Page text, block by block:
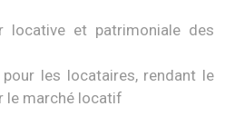
locative et patrimoniale des
les locataires, rendant le
le marché locatif